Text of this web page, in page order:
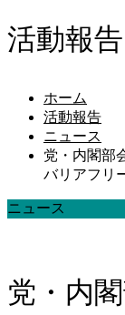
活動報告
ホーム
活動報告
ニュース
党・内閣部
バリアフリ
ニュース
党・内